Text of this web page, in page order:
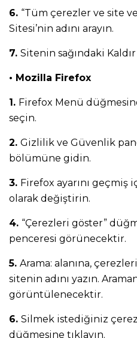
6. “Tüm çerezler ve site
Sitesi’nin adını arayın.
7. Sitenin sağındaki
• Mozilla Firefox
1. Firefox Menü
seçin.
2. Gizlilik ve Güvenlik
bölümüne gidin.
3. Firefox ayarını geçmiş
olarak değiştirin.
4. “Çerezleri göster”
penceresi görünecektir.
5. Arama: alanına,
sitenin adını yazın.
görüntülenecektir.
6. Silmek istediğiniz
düğmesine tıklayın.